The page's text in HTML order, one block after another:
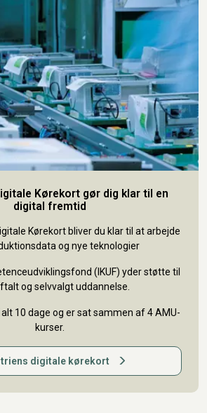
Kørekort gør dig klar til en
digital fremtid
Kørekort bliver du klar til at arbejde
og nye teknologier
(IKUF) yder støtte til
og selvvalgt uddannelse.
10 dage og er sat sammen af 4 AMU-
kurser.
digitale kørekort